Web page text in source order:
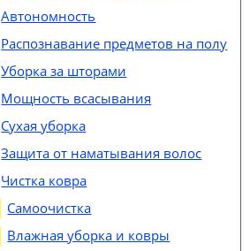
Автономность
Распознавание предметов на полу
Уборка за шторами
Мощность всасывания
Сухая уборка
Защита от наматывания волос
Чистка ковра
Самоочистка
Влажная уборка и ковры